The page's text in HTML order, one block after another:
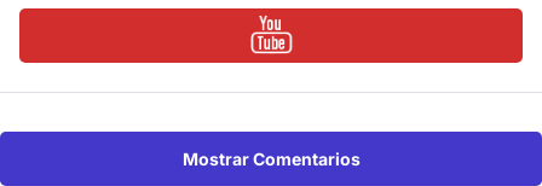
Mostrar Comentarios